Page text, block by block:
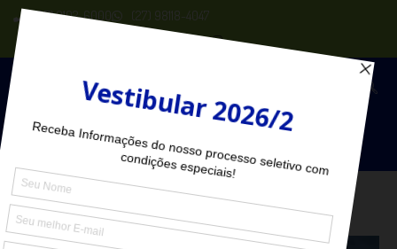
(27) 2102-6000 (27) 98118-4047
Seja Aluno